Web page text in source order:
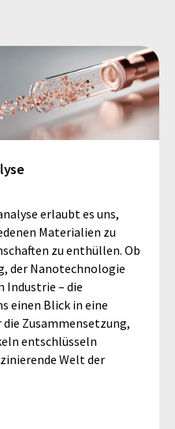
erlaubt es uns,
Materialien zu
zu enthüllen. Ob
der Nanotechnologie
Industrie – die
einen Blick in eine
Zusammensetzung,
entschlüsseln
Welt der